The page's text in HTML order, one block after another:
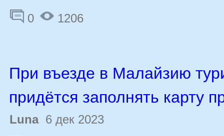
0
1206
При въезде в Малайзию
придётся заполнять карту
Luna6 дек 2023